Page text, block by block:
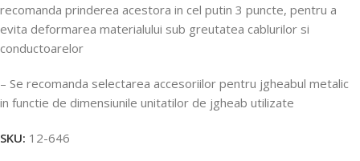
recomanda prinderea acestora in cel putin 3 puncte, pentru a
evita deformarea materialului sub greutatea cablurilor si
conductoarelor
– Se recomanda selectarea accesoriilor pentru jgheabul metalic
in functie de dimensiunile unitatilor de jgheab utilizate
SKU: 12-646